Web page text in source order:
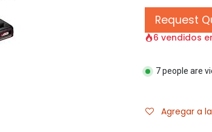
Request
6 vendidos
7 people are
Agregar a